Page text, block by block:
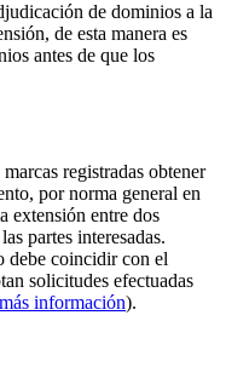
de dominios a la
de esta manera es
antes de que los
registradas obtener
por norma general en
extensión entre dos
partes interesadas.
debe coincidir con el
solicitudes efectuadas
más información).